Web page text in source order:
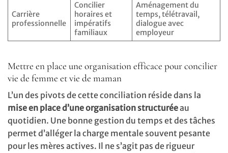
Carrière
professionnelle
Concilier
horaires et
impératifs
familiaux
Aménagement du
temps, télétravail,
dialogue avec
employeur
Mettre en place une organisation efficace pour concilier
vie de femme et vie de maman
L’un des pivots de cette conciliation réside dans la
mise en place d’une organisation structuréeau
quotidien. Une bonne gestion du temps et des tâches
permet d’alléger la charge mentale souvent pesante
pour les mères actives. Il ne s’agit pas de rigueur